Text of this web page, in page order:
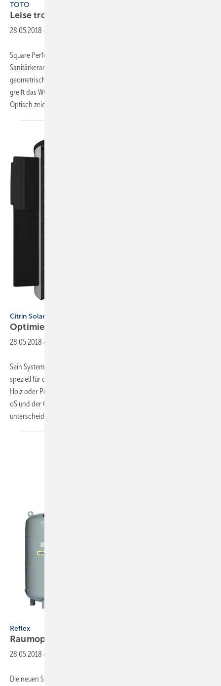
TOTO
Leise trotz
28.05.2018 -
Square Perfection SP heißt das neue WC des japanischen
Sanitärkeramik-Herstellers Toto. Die Form: Elegant, kompakt und
geometrisch gestaltet vermittelt das Design Zeitlosigkeit. Technisch
greift das WC auf die Hygienetechnologien des Herstellers zurück.
Optisch zeichnet das WC ein
Citrin Solar
Optimierte Speicher für die
28.05.2018 -
Sein Systemspeichersortiment hat Citrin Solar um zwei Produkte
speziell für die Zusammenarbeit mit Brennstoffsystemen wie Öl, Gas,
Holz oder Pellets ohne solare Unterstützung optimiert: Der CS Fresh
oS und der CS Hygienic oS (mit jeweils 825 oder 1000 l Volumen)
unterscheiden sich durch die
Reflex
Raumoptimierte
28.05.2018 -
Die neuen SlimLine-Gefäße von Reflex sind Resultat der sich